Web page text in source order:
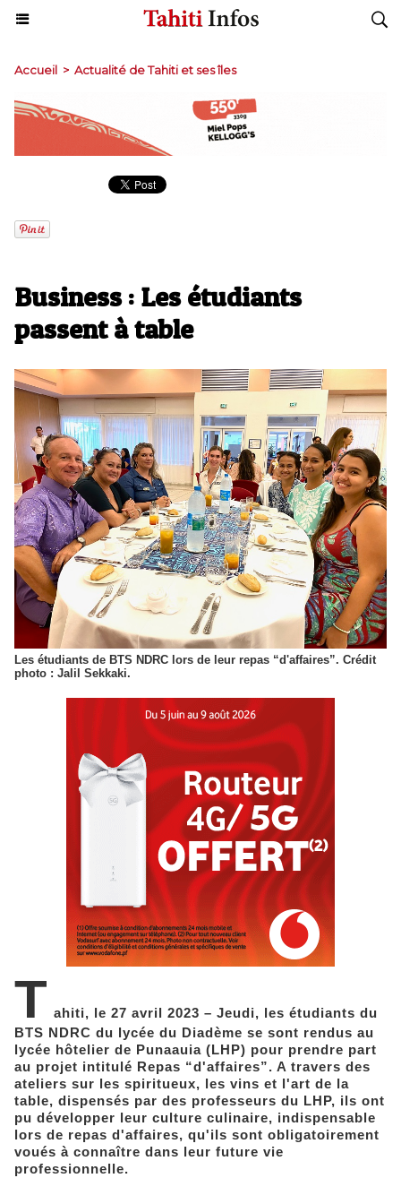
Accueil > Actualité de Tahiti et ses îles
Business : Les étudiants
passent à table
Les étudiants de BTS NDRC lors de leur repas “d'affaires”. Crédit
photo : Jalil Sekkaki.
T ahiti, le 27 avril 2023 – Jeudi, les étudiants du
BTS NDRC du lycée du Diadème se sont rendus au
lycée hôtelier de Punaauia (LHP) pour prendre part
au projet intitulé Repas “d'affaires”. A travers des
ateliers sur les spiritueux, les vins et l'art de la
table, dispensés par des professeurs du LHP, ils ont
pu développer leur culture culinaire, indispensable
lors de repas d'affaires, qu'ils sont obligatoirement
voués à connaître dans leur future vie
professionnelle.